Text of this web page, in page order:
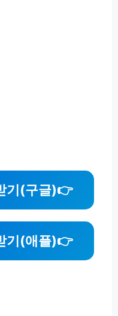
기(구글)👉
기(애플)👉